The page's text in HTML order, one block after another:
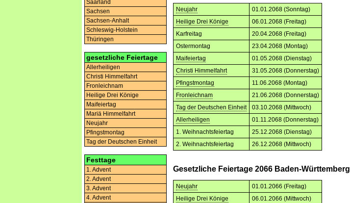
Saarland
Sachsen
Sachsen-Anhalt
Schleswig-Holstein
Thüringen
gesetzliche Feiertage
Allerheiligen
Christi Himmelfahrt
Fronleichnam
Heilige Drei Könige
Maifeiertag
Mariä Himmelfahrt
Neujahr
Pfingstmontag
Tag der Deutschen Einheit
Festtage
1. Advent
2. Advent
3. Advent
4. Advent
Neujahr
01.01.2068 (Sonntag)
Heilige Drei Könige
06.01.2068 (Freitag)
Karfreitag
20.04.2068 (Freitag)
Ostermontag
23.04.2068 (Montag)
Maifeiertag
01.05.2068 (Dienstag)
Christi Himmelfahrt
31.05.2068 (Donnerstag)
Pfingstmontag
11.06.2068 (Montag)
Fronleichnam
21.06.2068 (Donnerstag)
Tag der Deutschen Einheit
03.10.2068 (Mittwoch)
Allerheiligen
01.11.2068 (Donnerstag)
1. Weihnachtsfeiertag
25.12.2068 (Dienstag)
2. Weihnachtsfeiertag
26.12.2068 (Mittwoch)
Gesetzliche Feiertage 2066 Baden-Württemberg
Neujahr
01.01.2066 (Freitag)
Heilige Drei Könige
06.01.2066 (Mittwoch)